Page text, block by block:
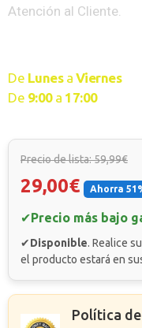
Atención al Cliente.
De Lunesa Viernes
De 9:00a 17:00
Precio de lista: 59,99€
29,00€ Ahorra
✔Precio más bajo
✔Disponible. Realice
el producto estará en
Política